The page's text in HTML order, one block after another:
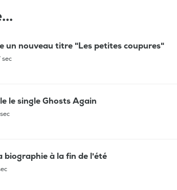
un nouveau titre "Les petites coupures"
sec
le single Ghosts Again
biographie à la fin de l'été